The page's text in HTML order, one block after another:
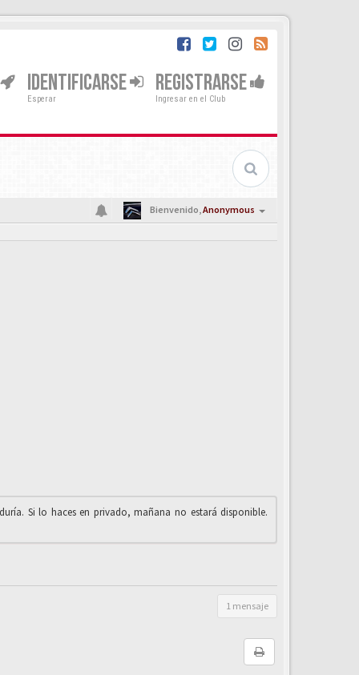
IDENTIFICARSE
Esperar
REGISTRARSE
Ingresar en el Club
Bienvenido,Anonymous
Si lo haces en privado, mañana no estará disponible.
1 mensaje